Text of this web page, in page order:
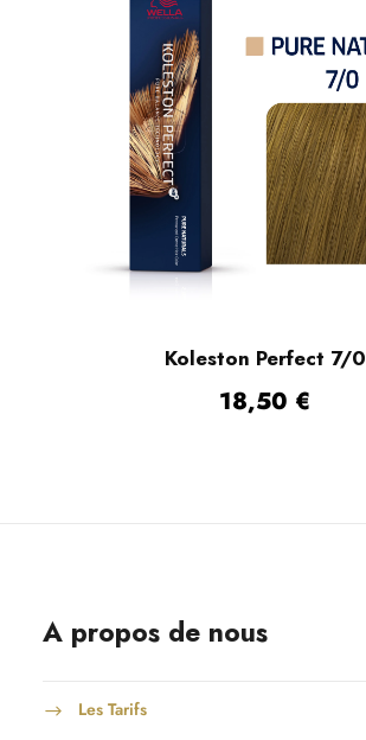
Koleston Perfect 7/0
18,50 €
A propos de nous
Les Tarifs